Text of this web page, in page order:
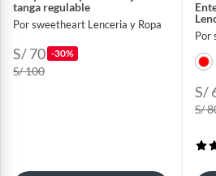
tanga regulable
Por sweetheart Lenceria y Ropa
S/ 70 -30%
S/ 100
Por
S/
S/